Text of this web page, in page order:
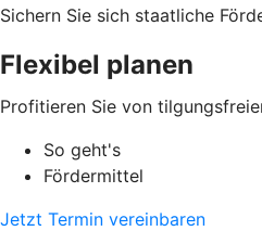
Sichern Sie sich staatliche
Flexibel planen
Profitieren Sie von
So geht's
Fördermittel
Jetzt Termin vereinbaren